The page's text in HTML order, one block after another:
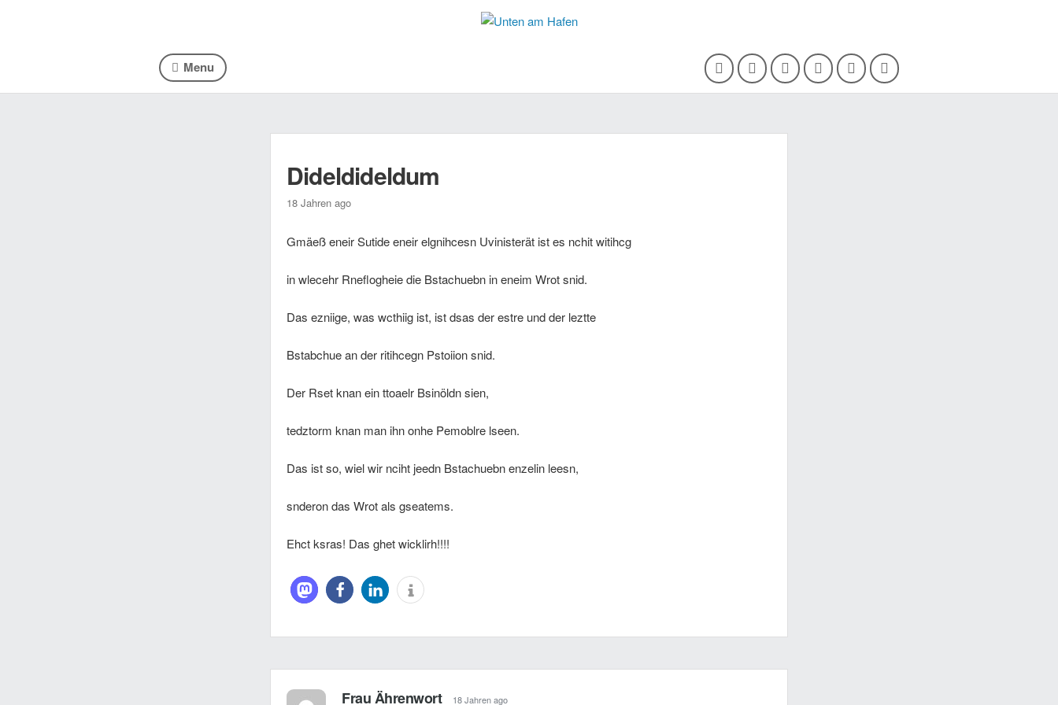
Menu
Dideldideldum
18 Jahren ago
Gmäeß eneir Sutide eneir elgnihcesn Uvinisterät ist es nchit witihcg
in wlecehr Rneflogheie die Bstachuebn in eneim Wrot snid.
Das ezniige, was wcthiig ist, ist dsas der estre und der leztte
Bstabchue an der ritihcegn Pstoiion snid.
Der Rset knan ein ttoaelr Bsinöldn sien,
tedztorm knan man ihn onhe Pemoblre lseen.
Das ist so, wiel wir nciht jeedn Bstachuebn enzelin leesn,
snderon das Wrot als gseatems.
Ehct ksras! Das ghet wicklirh!!!!
Frau Ährenwort 18 Jahren ago